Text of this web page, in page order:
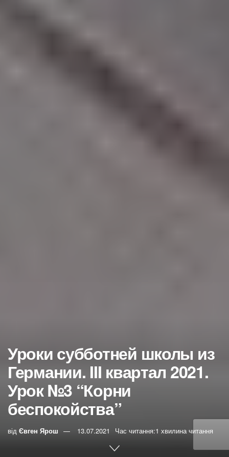
Уроки субботней школы из
Германии. III квартал 2021.
Урок №3 “Корни
беспокойства”
від Євген Ярош 13.07.2021 Час читання:1 хвилина читання